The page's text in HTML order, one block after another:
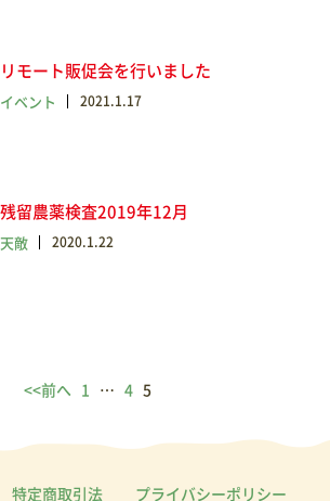
リモート販促会を行いました
イベント 2021.1.17
残留農薬検査2019年12月
天敵 2020.1.22
<<前へ 1 … 4 5
特定商取引法 プライバシーポリシー